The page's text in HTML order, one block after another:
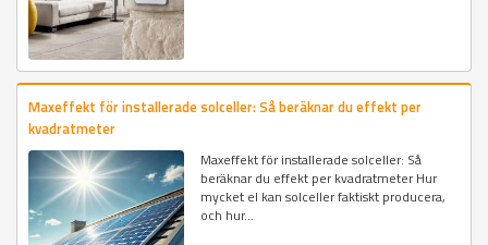
Maxeffekt för installerade solceller: Så beräknar du effekt per
kvadratmeter
Maxeffekt för installerade solceller: Så
beräknar du effekt per kvadratmeter Hur
mycket el kan solceller faktiskt producera,
och hur...